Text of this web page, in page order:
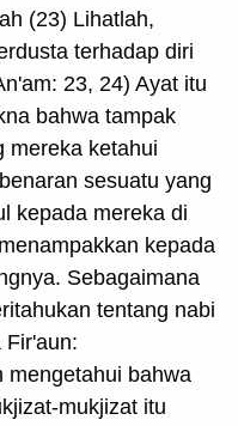
(23) Lihatlah,
terhadap diri
23, 24) Ayat itu
bahwa tampak
mereka ketahui
sesuatu yang
kepada mereka di
kepada
Sebagaimana
tentang nabi
Fir'aun:
mengetahui bahwa
mukjizat itu